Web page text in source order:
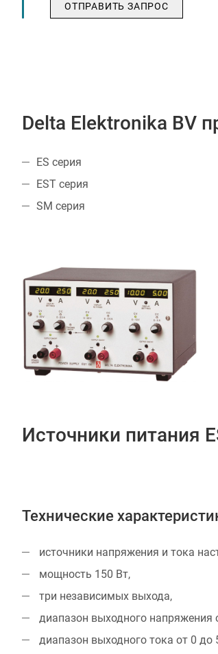
ОТПРАВИТЬ ЗАПРОС
Delta Elektronika BV
ES серия
EST серия
SM серия
Источники питания
Технические
источники напряжения и тока
мощность 150 Вт,
три независимых выхода,
диапазон выходного напряжения
диапазон выходного тока от 0 до